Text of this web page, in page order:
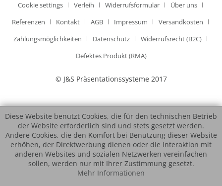
Cookie settings Verleih Widerrufsformular
Über uns
Referenzen
Kontakt AGB Impressum
Versandkosten
Zahlungsmöglichkeiten
Datenschutz
Widerrufsrecht (B2C)
Defektes Produkt (RMA)
© J&S Präsentationssysteme 2017
Diese Website benutzt Cookies, die für den technischen Betrieb
der Website erforderlich sind und stets gesetzt werden.
Andere Cookies, die den Komfort bei Benutzung dieser Website
erhöhen, der Direktwerbung dienen oder die Interaktion mit
anderen Websites und sozialen Netzwerken vereinfachen
sollen, werden nur mit Ihrer Zustimmung gesetzt.
Mehr Informationen